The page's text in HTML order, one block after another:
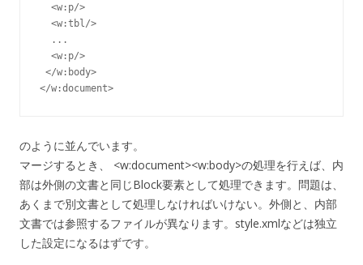
<w:p/>
<w:tbl/>
...
<w:p/>
</w:body>
</w:document>
のように並んでいます。
マージするとき、 <w:document><w:body>の処理を行えば、内
部は外側の文書と同じBlock要素として処理できます。問題は、
あくまで別文書として処理しなければいけない。外側と、内部
文書では参照するファイルが異なります。style.xmlなどは独立
した設定になるはずです。